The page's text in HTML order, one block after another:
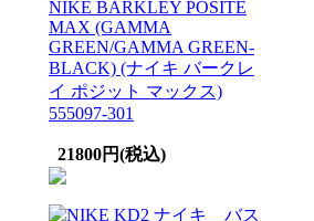
NIKE BARKLEY POSITE
MAX (GAMMA
GREEN/GAMMA GREEN-
BLACK) (ナイキ バークレ
イ ポジット マックス)
555097-301
21800円(税込)